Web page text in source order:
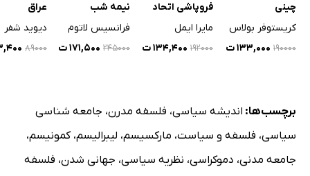
چینی
کریستوفر بولاس
۱۹۰۰۰۰ ۱۳۳,۰۰۰ ت
فروپاشی اتحاد
شوروی
مایرا ایمل
۱۹۲۰۰۰ ۱۳۴,۴۰۰ ت
نیمه شب
فرانسیس لاتوم
۲۴۵۰۰۰ ۱۷۱,۵۰۰ ت
عراق
دیوید شفر
۸۹۰۰۰
برچسب‌ها: اندیشه سیاسی، فلسفه مدرن، جامعه شناسی
سیاسی، فلسفه و سیاست، مارکسیسم، لیبرالیسم،کمونیسم،
جامعه مدنی، دموکراسی، نظریه سیاسی، جهانی شدن، فلسفه